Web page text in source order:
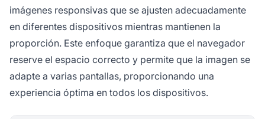
imágenes responsivas que se ajusten adecuadamente
en diferentes dispositivos mientras mantienen la
proporción. Este enfoque garantiza que el navegador
reserve el espacio correcto y permite que la imagen se
adapte a varias pantallas, proporcionando una
experiencia óptima en todos los dispositivos.